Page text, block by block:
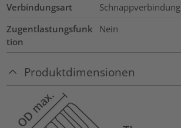
Verbindungsart
Schnappverbindung
Zugentlastungsfunk
tion
Nein
Produktdimensionen